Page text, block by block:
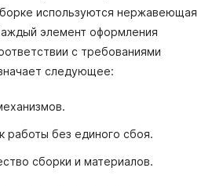
используются нержавеющая
элемент оформления
с требованиями
следующее:
работы без единого сбоя.
сборки и материалов.